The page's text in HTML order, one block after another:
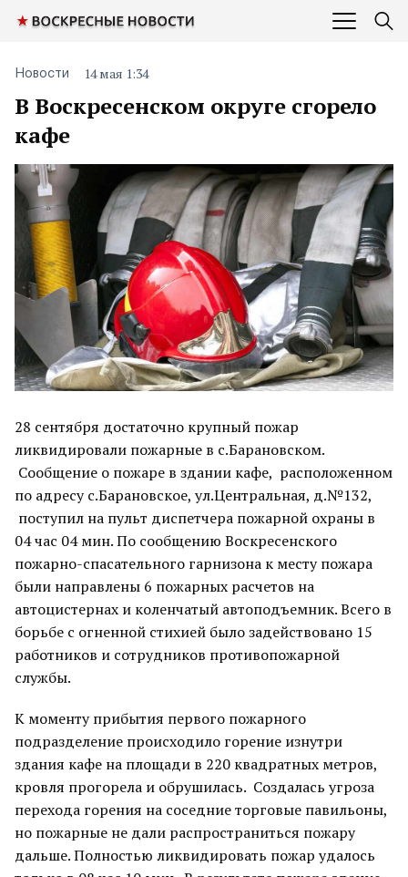
В Воскресенском округе сгорело
кафе
Новости 14 мая 1:34
28 сентября достаточно крупный пожар
ликвидировали пожарные в с.Барановском.
Сообщение о пожаре в здании кафе, расположенном
по адресу с.Барановское, ул.Центральная, д.№132,
поступил на пульт диспетчера пожарной охраны в
04 час 04 мин. По сообщению Воскресенского
пожарно-спасательного гарнизона к месту пожара
были направлены 6 пожарных расчетов на
автоцистернах и коленчатый автоподъемник. Всего в
борьбе с огненной стихией было задействовано 15
работников и сотрудников противопожарной
службы.
К моменту прибытия первого пожарного
подразделение происходило горение изнутри
здания кафе на площади в 220 квадратных метров,
кровля прогорела и обрушилась. Создалась угроза
перехода горения на соседние торговые павильоны,
но пожарные не дали распространиться пожару
дальше. Полностью ликвидировать пожар удалось